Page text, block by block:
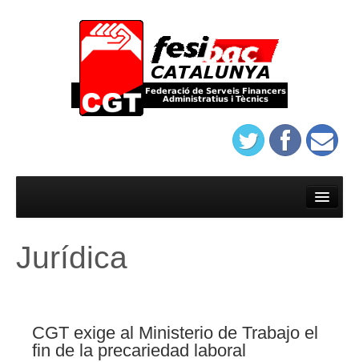
On trobar-nos
On trobar-nos
Jurídica
CGT exige al Ministerio de Trabajo el
fin de la precariedad laboral